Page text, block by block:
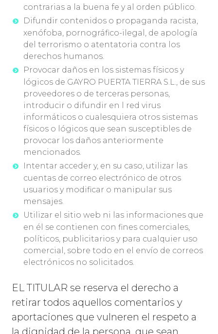
contrarias a la buena fe y al orden público.
Difundir contenidos o propaganda racista,
xenófoba, pornográfico-ilegal, de apología
del terrorismo o atentatoria contra los
derechos humanos.
Provocar daños en los sistemas físicos y
lógicos de GAYRO PUERTA TIERRA S.L., de sus
proveedores o de terceras personas,
introducir o difundir en l red virus
informáticos o cualesquiera otros sistemas
físicos o lógicos que sean susceptibles de
provocar los daños anteriormente
mencionados.
Intentar acceder y, en su caso, utilizar las
cuentas de correo electrónico de otros
usuarios y modificar o manipular sus
mensajes.
Utilizar el sitio web ni las informaciones que
en él se contienen con fines comerciales,
políticos, publicitarios y para cualquier uso
comercial, sobre todo en el envío de correos
electrónicos no solicitados.
EL TITULAR se reserva el derecho a
retirar todos aquellos comentarios y
aportaciones que vulneren el respeto a
la dignidad de la persona, que sean